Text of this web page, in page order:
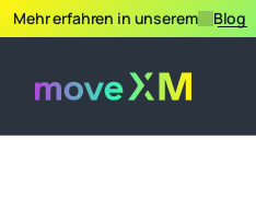
Mehr erfahren in unserem Blog